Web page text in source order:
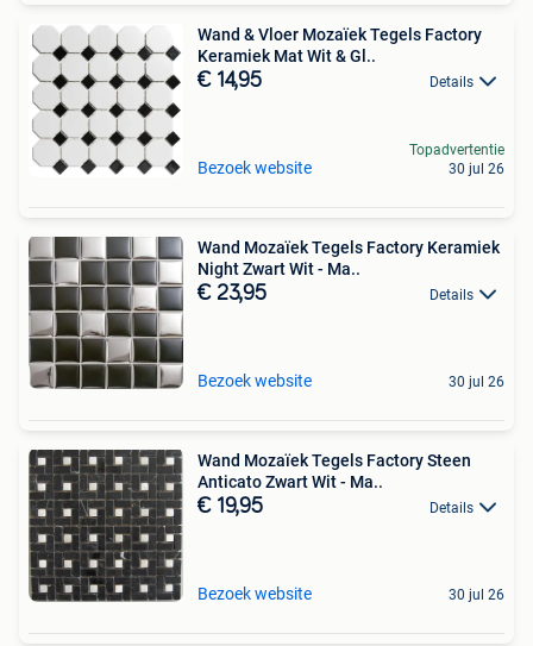
Wand & Vloer Mozaïek Tegels Factory
Keramiek Mat Wit & Gl..
€ 14,95 Details
Bezoek website
Topadvertentie
30 jul 26
Wand Mozaïek Tegels Factory Keramiek
Night Zwart Wit - Ma..
€ 23,95 Details
Bezoek website 30 jul 26
Wand Mozaïek Tegels Factory Steen
Anticato Zwart Wit - Ma..
€ 19,95 Details
Bezoek website 30 jul 26